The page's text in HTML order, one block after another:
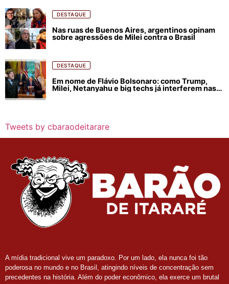
DESTAQUE
Nas ruas de Buenos Aires, argentinos opinam
sobre agressões de Milei contra o Brasil
DESTAQUE
Em nome de Flávio Bolsonaro: como Trump,
Milei, Netanyahu e big techs já interferem nas
Tweets by cbaraodeitarare
A mídia tradicional vive um paradoxo. Por um lado, ela nunca foi tão
poderosa no mundo e no Brasil, atingindo níveis de concentração sem
precedentes na história. Além do poder econômico, ela exerce um brutal